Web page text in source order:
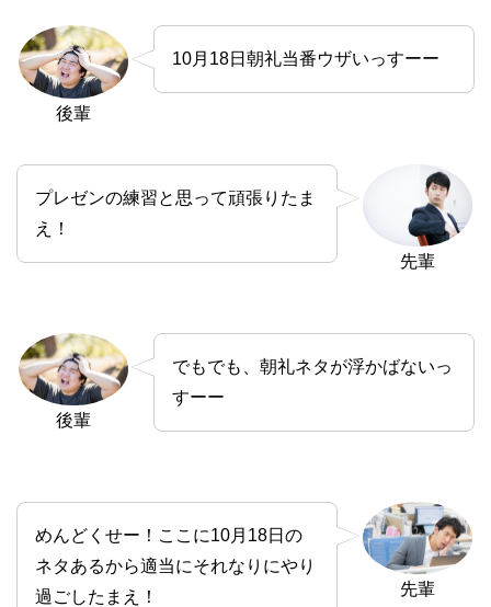
後輩
10月18日朝礼当番ウザいっすーー
先輩
プレゼンの練習と思って頑張りたま
え！
後輩
でもでも、朝礼ネタが浮かばないっ
すーー
先輩
めんどくせー！ここに10月18日の
ネタあるから適当にそれなりにやり
過ごしたまえ！